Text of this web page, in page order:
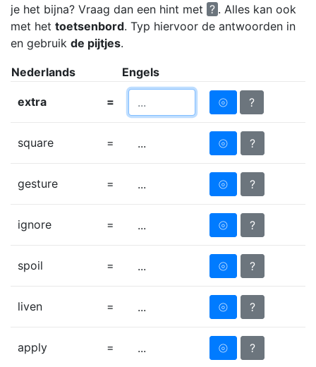
je het bijna? Vraag dan een hint met ? . Alles kan ook
met het toetsenbord. Typ hiervoor de antwoorden in
en gebruik de pijtjes.
Nederlands Engels
extra = ⦾ ?
square = ... ⦾ ?
gesture = ... ⦾ ?
ignore = ... ⦾ ?
spoil = ... ⦾ ?
liven = ... ⦾ ?
apply = ... ⦾ ?